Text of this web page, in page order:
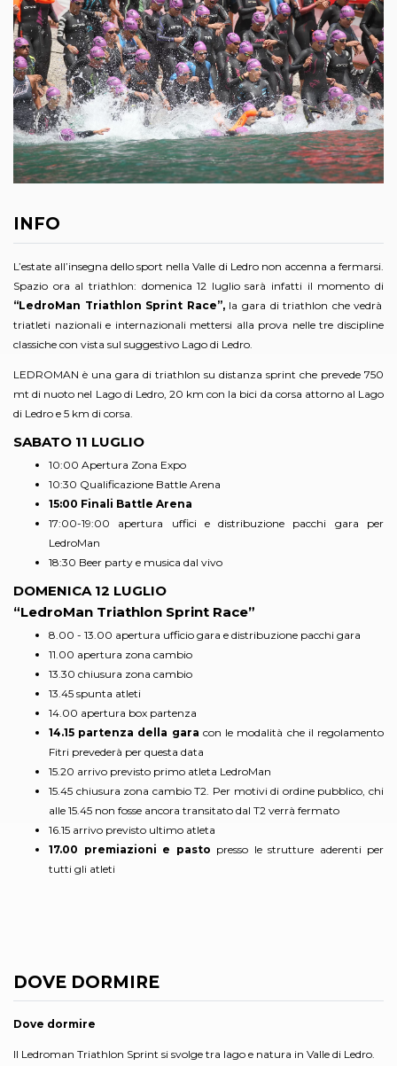
INFO
L’estate all’insegna dello sport nella Valle di Ledro non accenna a fermarsi.
Spazio ora al triathlon: domenica 12 luglio sarà infatti il momento di
“LedroMan Triathlon Sprint Race”,la gara di triathlon che vedrà
triatleti nazionali e internazionali mettersi alla prova nelle tre discipline
classiche con vista sul suggestivo Lago di Ledro.
LEDROMAN è una gara di triathlon su distanza sprint che prevede 750
mt di nuoto nel Lago di Ledro, 20 km con la bici da corsa attorno al Lago
di Ledro e 5 km di corsa.
SABATO 11 LUGLIO
10:00 Apertura Zona Expo
10:30 Qualificazione Battle Arena
15:00 Finali Battle Arena
17:00-19:00 apertura uffici e distribuzione pacchi gara per
LedroMan
18:30 Beer party e musica dal vivo
DOMENICA 12 LUGLIO
“LedroMan Triathlon Sprint Race”
8.00 - 13.00 apertura ufficio gara e distribuzione pacchi gara
11.00 apertura zona cambio
13.30 chiusura zona cambio
13.45 spunta atleti
14.00 apertura box partenza
14.15 partenza della gara con le modalità che il regolamento
Fitri prevederà per questa data
15.20 arrivo previsto primo atleta LedroMan
15.45 chiusura zona cambio T2. Per motivi di ordine pubblico, chi
alle 15.45 non fosse ancora transitato dal T2 verrà fermato
16.15 arrivo previsto ultimo atleta
17.00 premiazioni e pasto presso le strutture aderenti per
tutti gli atleti
DOVE DORMIRE
Dove dormire
Il Ledroman Triathlon Sprint si svolge tra lago e natura in Valle di Ledro.